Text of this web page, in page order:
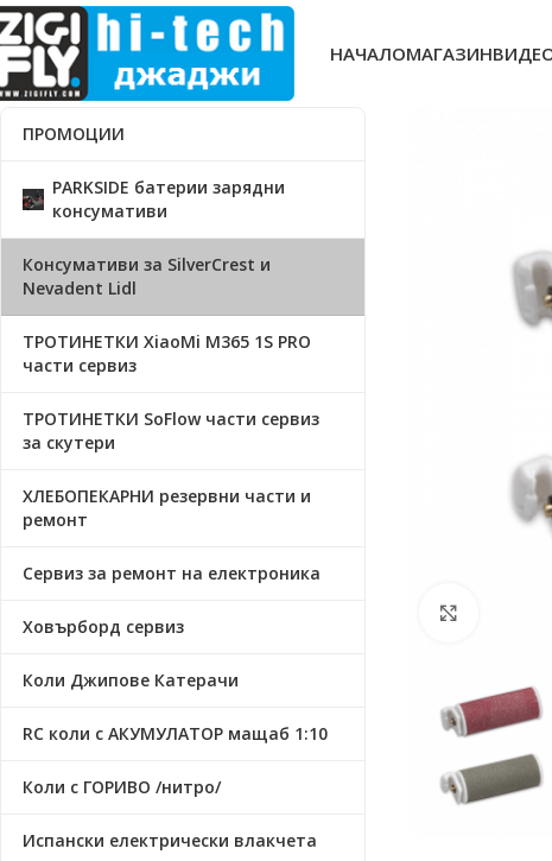
НАЧАЛОМАГАЗИН
ПРОМОЦИИ
PARKSIDE батерии зарядни
консумативи
Консумативи за SilverCrest и
Nevadent Lidl
ТРОТИНЕТКИ XiaoMi M365 1S PRO
части сервиз
ТРОТИНЕТКИ SoFlow части сервиз
за скутери
ХЛЕБОПЕКАРНИ резервни части и
ремонт
Сервиз за ремонт на електроника
Ховърборд сервиз
Коли Джипове Катерачи
RC коли с АКУМУЛАТОР мащаб 1:10
Коли с ГОРИВО /нитро/
Испански електрически влакчета